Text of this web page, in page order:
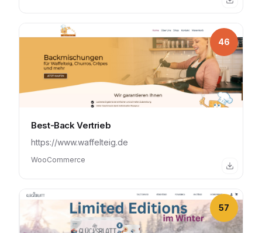
46
Best-Back Vertrieb
https://www.waffelteig.de
WooCommerce
57